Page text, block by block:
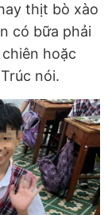
thịt bò xào
có bữa phải
hoặc
nói.